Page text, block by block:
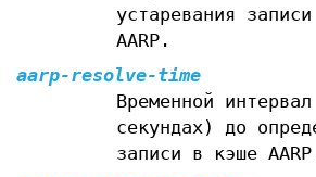
устаревания
AARP.
aarp-resolve-time
Временной
секундах) до
записи в кэше